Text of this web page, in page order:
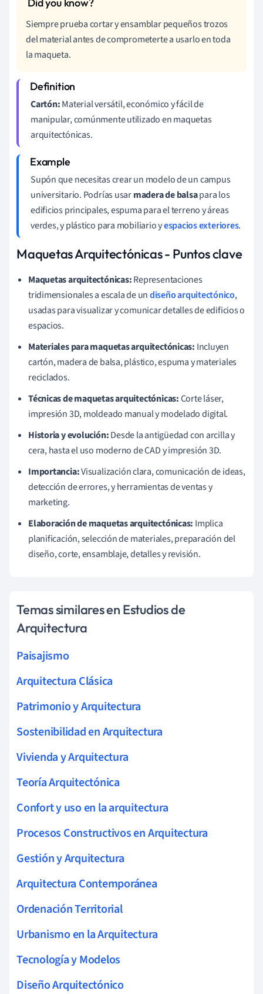
Siempre prueba cortar y ensamblar pequeños trozos
del material antes de comprometerte a usarlo en toda
la maqueta.
Cartón:Material versátil, económico y fácil de
manipular, comúnmente utilizado en maquetas
arquitectónicas.
Supón que necesitas crear un modelo de un campus
universitario. Podrías usarmadera de balsapara los
edificios principales, espuma para el terreno y áreas
verdes, y plástico para mobiliario yespacios exteriores.
Maquetas Arquitectónicas - Puntos clave
Maquetas arquitectónicas:Representaciones
tridimensionales a escala de undiseño arquitectónico,
usadas para visualizar y comunicar detalles de edificios o
espacios.
Materiales para maquetas arquitectónicas: Incluyen
cartón, madera de balsa, plástico, espuma y materiales
reciclados.
Técnicas de maquetas arquitectónicas:Corte láser,
impresión 3D, moldeado manual y modelado digital.
Historia y evolución:Desde la antigüedad con arcilla y
cera, hasta el uso moderno de CAD y impresión 3D.
Importancia:Visualización clara, comunicación de ideas,
detección de errores, y herramientas de ventas y
marketing.
Elaboración de maquetas arquitectónicas: Implica
planificación, selección de materiales, preparación del
diseño, corte, ensamblaje, detalles y revisión.
Temas similares en Estudios de
Arquitectura
Paisajismo
Arquitectura Clásica
Patrimonio y Arquitectura
Sostenibilidad en Arquitectura
Vivienda y Arquitectura
Teoría Arquitectónica
Confort y uso en la arquitectura
Procesos Constructivos en Arquitectura
Gestión y Arquitectura
Arquitectura Contemporánea
Ordenación Territorial
Urbanismo en la Arquitectura
Tecnología y Modelos
Diseño Arquitectónico